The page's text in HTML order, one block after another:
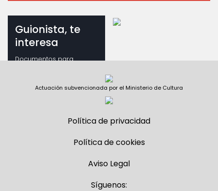
Guionista, te
interesa
Documentos para
Actuación subvencionada por el Ministerio de Cultura
Política de privacidad
Política de cookies
Aviso Legal
Síguenos: